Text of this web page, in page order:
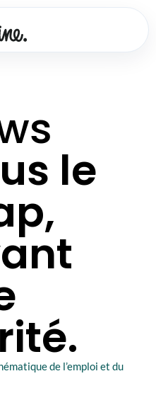
le
de l’emploi et du